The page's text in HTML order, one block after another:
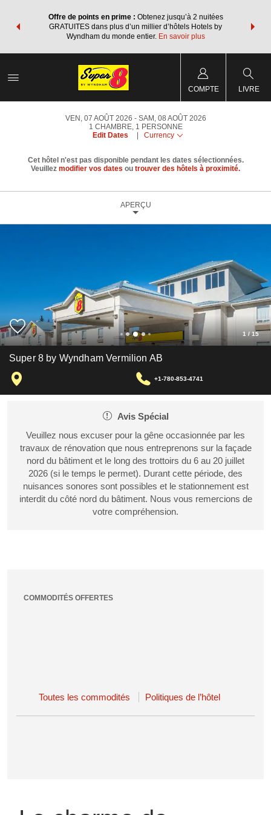
points
forfait.
Offre de points en prime : Obtenez jusqu’à 2 nuitées
GRATUITES dans plus d’un millier d’hôtels Hotels by
Wyndham du monde entier. En savoir plus
forfaits
COMPTE LIVRE
VEN, 07 AOÛT 2026
SAM, 08 AOÛT 2026
1 CHAMBRE, 1 PERSONNE
Edit Dates
Currency
Cet hôtel n'est pas disponible pendant les dates sélectionnées.
Veuillez modifier vos dates ou trouver des hôtels à proximité.
APERÇU
1 / 15
Super 8 by Wyndham Vermilion AB
+1-780-853-4741
Avis Spécial
Veuillez nous excuser pour la gêne occasionnée par les
travaux de rénovation que nous entreprenons sur la façade
nord du bâtiment et le long des trottoirs du 6 au 20 juillet
2026 (si le temps le permet). Durant cette période, des
nuisances sonores sont possibles et le stationnement est
interdit du côté nord du bâtiment. Nous vous remercions de
votre compréhension.
COMMODITÉS OFFERTES
Toutes les commodités Politiques de l’hôtel